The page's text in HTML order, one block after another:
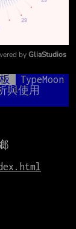
Mute
by GliaStudios
TypeMoon
與使用